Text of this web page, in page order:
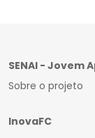
SENAI - Jovem
Sobre o projeto
InovaFC